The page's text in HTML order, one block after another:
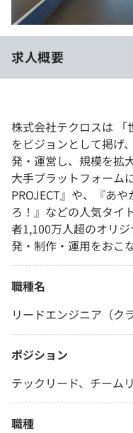
法人向けプラン
契約内容・クーポン
求人概要
株式会社テクロスは 「
をビジョンとして掲げ
発・運営し、規模を拡
大手プラットフォーム
PROJECT』や、『あ
ろ！』などの人気タイ
者1,100万人超のオリ
発・制作・運用をおこ
職種名
リードエンジニア（ク
ポジション
テックリード、チーム
職種